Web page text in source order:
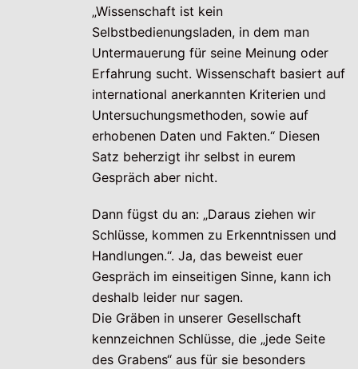
„Wissenschaft ist kein
Selbstbedienungsladen, in dem man
Untermauerung für seine Meinung oder
Erfahrung sucht. Wissenschaft basiert auf
international anerkannten Kriterien und
Untersuchungsmethoden, sowie auf
erhobenen Daten und Fakten.“ Diesen
Satz beherzigt ihr selbst in eurem
Gespräch aber nicht.
Dann fügst du an: „Daraus ziehen wir
Schlüsse, kommen zu Erkenntnissen und
Handlungen.“. Ja, das beweist euer
Gespräch im einseitigen Sinne, kann ich
deshalb leider nur sagen.
Die Gräben in unserer Gesellschaft
kennzeichnen Schlüsse, die „jede Seite
des Grabens“ aus für sie besonders